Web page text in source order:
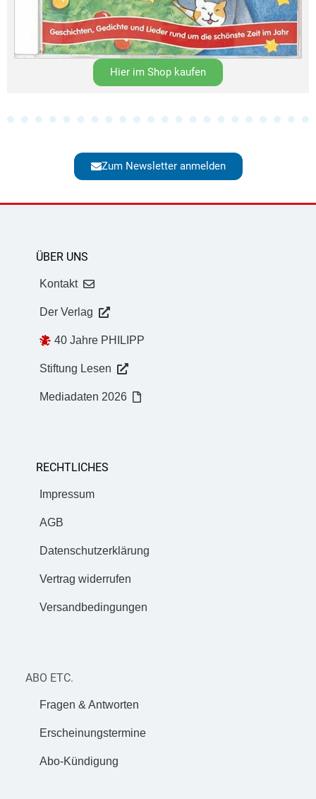
Hier im Shop kaufen
Zum Newsletter anmelden
ÜBER UNS
Kontakt
Der Verlag
40 Jahre PHILIPP
Stiftung Lesen
Mediadaten 2026
RECHTLICHES
Impressum
AGB
Datenschutzerklärung
Vertrag widerrufen
Versandbedingungen
ABO ETC.
Fragen & Antworten
Erscheinungstermine
Abo-Kündigung